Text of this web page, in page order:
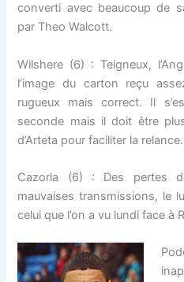
converti avec beaucoup de
par Theo Walcott.
Wilshere (6) : Teigneux,
l’image du carton reçu
rugueux mais correct. Il
seconde mais il doit être
d’Arteta pour faciliter la relance.
Cazorla (6) : Des pertes
mauvaises transmissions, le
celui que l’on a vu lundi face à